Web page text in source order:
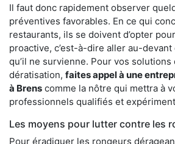
Il faut donc rapidement observer
préventives favorables. En ce qui
restaurants, ils se doivent d’opter
proactive, c’est-à-dire aller au-
qu’il ne survienne. Pour vos solutions
dératisation, faites appel à une
à Brens comme la nôtre qui mettra à
professionnels qualifiés et
Les moyens pour lutter contre les
Pour éradiquer les rongeurs